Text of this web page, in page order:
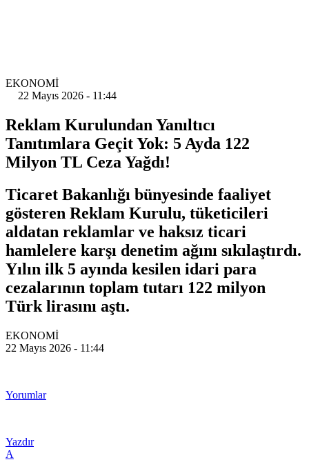
EKONOMİ
22 Mayıs 2026 - 11:44
Reklam Kurulundan Yanıltıcı
Tanıtımlara Geçit Yok: 5 Ayda 122
Milyon TL Ceza Yağdı!
Ticaret Bakanlığı bünyesinde faaliyet
gösteren Reklam Kurulu, tüketicileri
aldatan reklamlar ve haksız ticari
hamlelere karşı denetim ağını sıkılaştırdı.
Yılın ilk 5 ayında kesilen idari para
cezalarının toplam tutarı 122 milyon
Türk lirasını aştı.
EKONOMİ
22 Mayıs 2026 - 11:44
Yorumlar
Yazdır
A